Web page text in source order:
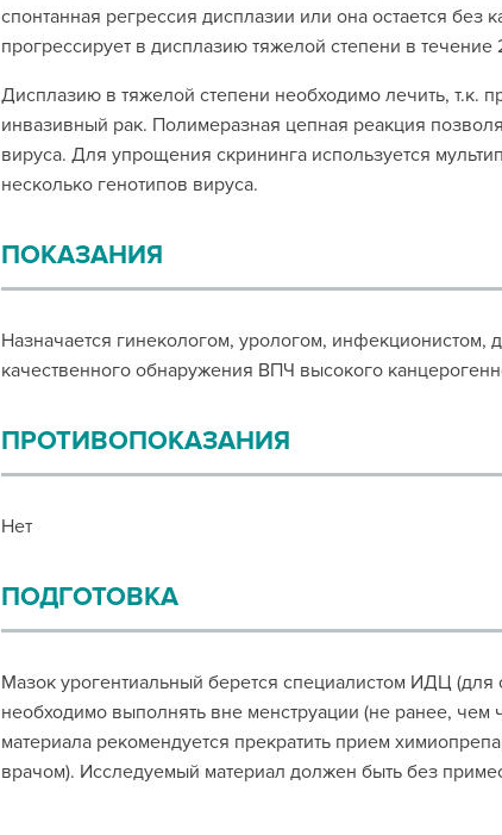
спонтанная регрессия дисплазии или она остается без
прогрессирует в дисплазию тяжелой степени в течение
Дисплазию в тяжелой степени необходимо лечить, т.к.
инвазивный рак. Полимеразная цепная реакция
вируса. Для упрощения скрининга используется
несколько генотипов вируса.
ПОКАЗАНИЯ
Назначается гинекологом, урологом, инфекционистом,
качественного обнаружения ВПЧ высокого
ПРОТИВОПОКАЗАНИЯ
Нет
ПОДГОТОВКА
Мазок урогентиальный берется специалистом ИДЦ (для
необходимо выполнять вне менструации (не ранее, чем
материала рекомендуется прекратить прием
врачом). Исследуемый материал должен быть без